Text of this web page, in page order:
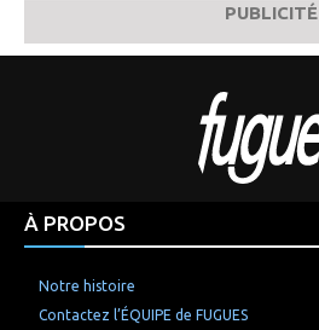
PUBLICITÉ
À PROPOS
Notre histoire
Contactez l’ÉQUIPE de FUGUES